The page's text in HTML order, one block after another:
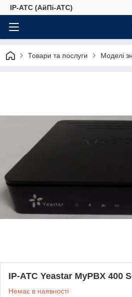
IP-АТС (АйПі-АТС)
Товари та послуги Моделі
IP-АТС Yeastar MyPBX 400
Немає в наявності